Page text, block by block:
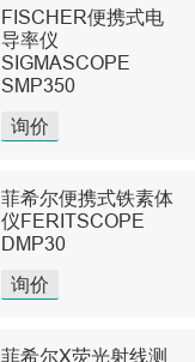
FISCHER便携式电
导率仪
SIGMASCOPE
SMP350
询价
菲希尔便携式铁素体
仪FERITSCOPE
DMP30
询价
菲希尔X荧光射线测